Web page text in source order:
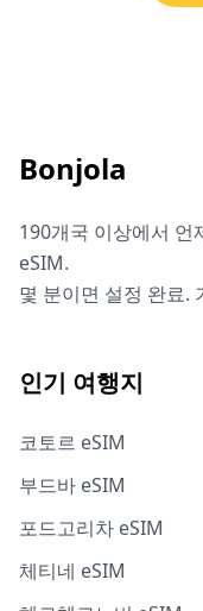
Bonjola
190개국 이상에서 언
eSIM.
몇 분이면 설정 완료.
인기 여행지
코토르 eSIM
부드바 eSIM
포드고리차 eSIM
체티네 eSIM